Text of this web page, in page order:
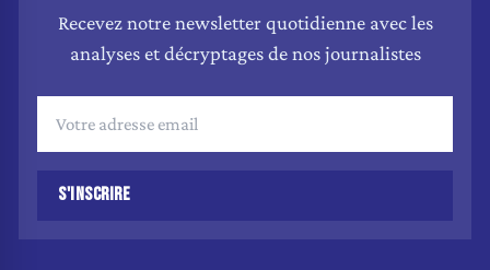
Recevez notre newsletter quotidienne avec les
analyses et décryptages de nos journalistes
S'INSCRIRE